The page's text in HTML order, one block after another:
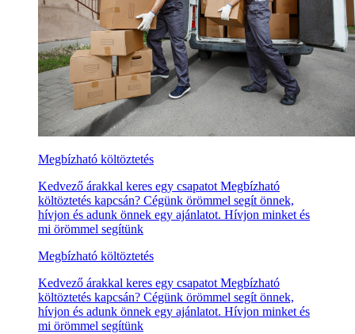
Megbízható költöztetés
Kedvező árakkal keres egy csapatot Megbízható
költöztetés kapcsán? Cégünk örömmel segít önnek,
hívjon és adunk önnek egy ajánlatot. Hívjon minket és
mi örömmel segítünk
Megbízható költöztetés
Kedvező árakkal keres egy csapatot Megbízható
költöztetés kapcsán? Cégünk örömmel segít önnek,
hívjon és adunk önnek egy ajánlatot. Hívjon minket és
mi örömmel segítünk